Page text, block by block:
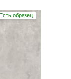
Есть образец